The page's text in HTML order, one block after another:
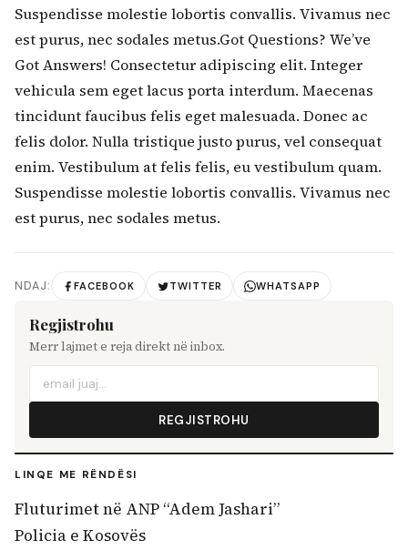
Suspendisse molestie lobortis convallis. Vivamus nec
est purus, nec sodales metus.Got Questions? We’ve
Got Answers! Consectetur adipiscing elit. Integer
vehicula sem eget lacus porta interdum. Maecenas
tincidunt faucibus felis eget malesuada. Donec ac
felis dolor. Nulla tristique justo purus, vel consequat
enim. Vestibulum at felis felis, eu vestibulum quam.
Suspendisse molestie lobortis convallis. Vivamus nec
est purus, nec sodales metus.
NDAJ: FACEBOOK TWITTER WHATSAPP
Regjistrohu
Merr lajmet e reja direkt në inbox.
REGJISTROHU
LINQE ME RËNDËSI
Fluturimet në ANP “Adem Jashari”
Policia e Kosovës